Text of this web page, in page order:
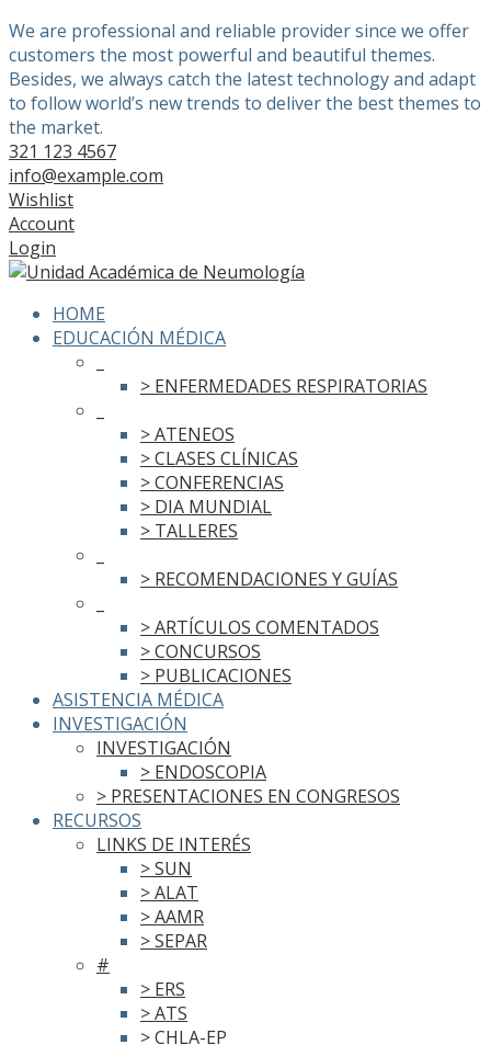
We are professional and reliable provider since we offer
customers the most powerful and beautiful themes.
Besides, we always catch the latest technology and adapt
to follow world’s new trends to deliver the best themes to
the market.
321 123 4567
info@example.com
Wishlist
Account
Login
HOME
EDUCACIÓN MÉDICA
> ENFERMEDADES RESPIRATORIAS
> ATENEOS
> CLASES CLÍNICAS
> CONFERENCIAS
> DIA MUNDIAL
> TALLERES
> RECOMENDACIONES Y GUÍAS
> ARTÍCULOS COMENTADOS
> CONCURSOS
> PUBLICACIONES
ASISTENCIA MÉDICA
INVESTIGACIÓN
INVESTIGACIÓN
> ENDOSCOPIA
> PRESENTACIONES EN CONGRESOS
RECURSOS
LINKS DE INTERÉS
> SUN
> ALAT
> AAMR
> SEPAR
#
> ERS
> ATS
> CHLA-EP